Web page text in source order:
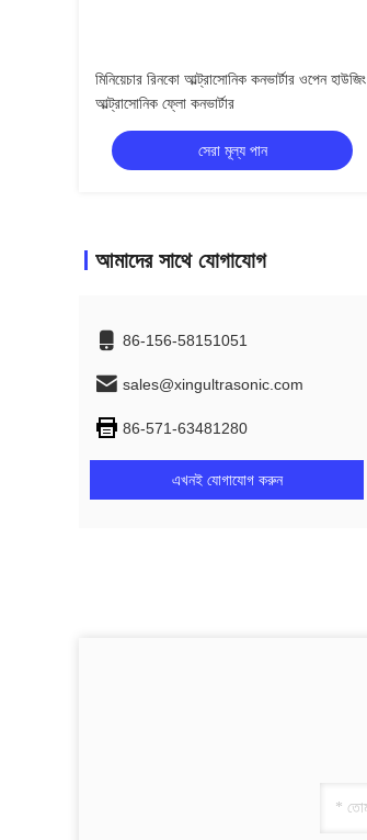
মিনিয়েচার রিনকো আল্ট্রাসোনিক কনভার্টার ওপেন হাউজিং
আল্ট্রাসোনিক ফ্লো কনভার্টার
সেরা মূল্য পান
আমাদের সাথে যোগাযোগ
86-156-58151051
sales@xingultrasonic.com
86-571-63481280
এখনই যোগাযোগ করুন